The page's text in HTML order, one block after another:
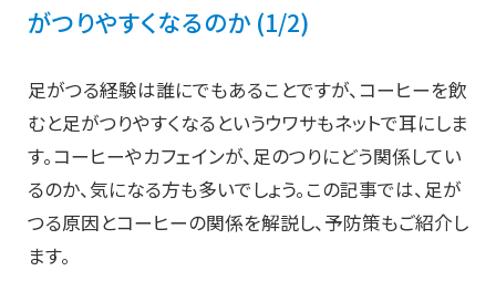
がつりやすくなるのか (1/2)
足がつる経験は誰にでもあることですが、コーヒーを飲
むと足がつりやすくなるというウワサもネットで耳にしま
す。コーヒーやカフェインが、足のつりにどう関係してい
るのか、気になる方も多いでしょう。この記事では、足が
つる原因とコーヒーの関係を解説し、予防策もご紹介し
ます。